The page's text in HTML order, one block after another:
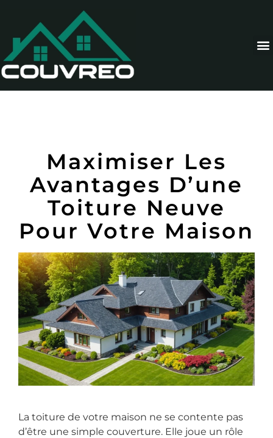
Maximiser Les
Avantages D’une
Toiture Neuve
Pour Votre Maison
La toiture de votre maison ne se contente pas
d’être une simple couverture. Elle joue un rôle